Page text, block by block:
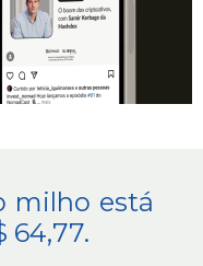
milho está
64,77.